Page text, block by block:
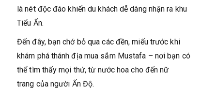
là nét độc đáo khiến du khách dễ dàng nhận ra khu
Tiểu Ấn.
Đến đây, bạn chớ bỏ qua các đền, miếu trước khi
khám phá thánh địa mua sắm Mustafa – nơi bạn có
thể tìm thấy mọi thứ, từ nước hoa cho đến nữ
trang của người Ấn Độ.